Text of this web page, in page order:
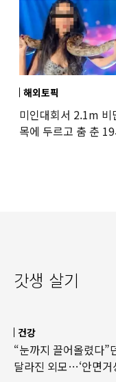
해외토픽
미인대회서 2.1m 비
목에 두르고 춤 춘
갓생 살기
건강
“눈까지 끌어올렸다”
달라진 외모…‘안면거